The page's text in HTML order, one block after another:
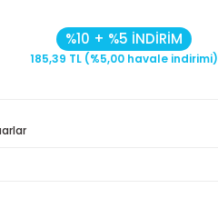
%10 + %5 İNDİRİM
185,39 TL (%5,00 havale indirimi)